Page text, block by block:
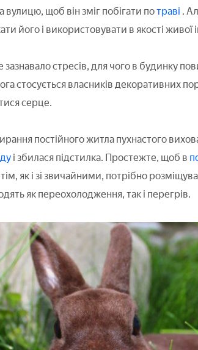
вулицю, щоб він зміг побігати потраві .
його і використовувати в якості живої
стресів, для чого в будинку
стосується власників декоративних
серце.
постійного житла пухнастого
і збилася підстилка. Простежте, щоб в
як і зі звичайними, потрібно
як переохолодження, так і перегрів.